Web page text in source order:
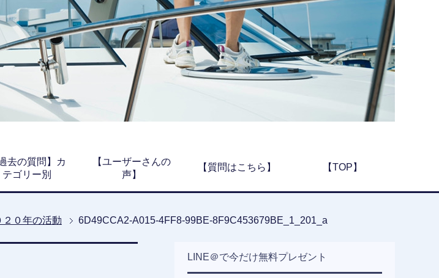
去の質問】カ
テゴリー別
【ユーザーさんの
声】
【質問はこちら】 【TOP】
２０年の活動 6D49CCA2-A015-4FF8-99BE-8F9C453679BE_1_201_a
LINE＠で今だけ無料プレゼント